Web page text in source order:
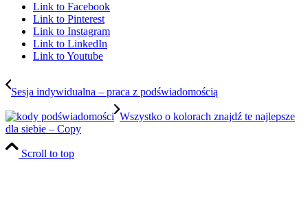
Link to Facebook
Link to Pinterest
Link to Instagram
Link to LinkedIn
Link to Youtube
Sesja indywidualna – praca z podświadomością
Wszystko o kolorach znajdź te najlepsze
dla siebie – Copy
Scroll to top